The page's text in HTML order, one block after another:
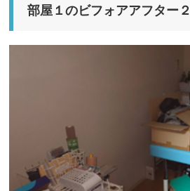
部屋１のビフォアアフター２